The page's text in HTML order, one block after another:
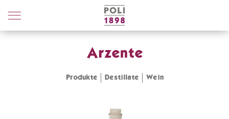
Poli
Distillerie
Arzente
Produkte Destillate Wein